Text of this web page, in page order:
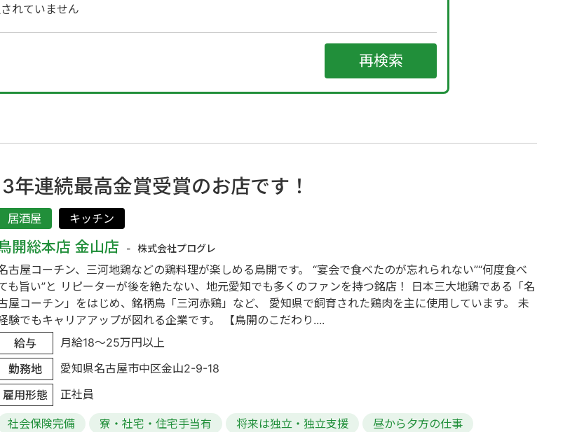
れていません
連続最高金賞受賞のお店です！
居酒屋 キッチン
開総本店 金山店 株式会社プログレ
古屋コーチン、三河地鶏などの鶏料理が楽しめる鳥開です。 “宴会で食べたのが忘れられない”“何度食べ
も旨い”と リピーターが後を絶たない、地元愛知でも多くのファンを持つ銘店！ 日本三大地鶏である「名
屋コーチン」をはじめ、銘柄鳥「三河赤鶏」など、 愛知県で飼育された鶏肉を主に使用しています。 未
験でもキャリアアップが図れる企業です。 【鳥開のこだわり....
給与
月給18～25万円以上
勤務地
愛知県名古屋市中区金山2-9-18
雇用形態
正社員
社会保険完備 寮・社宅・住宅手当有 将来は独立・独立支援
昼から夕方の仕事